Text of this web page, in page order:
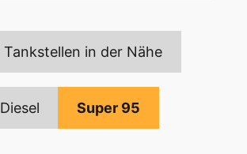
Tankstellen in der Nähe
Diesel Super 95